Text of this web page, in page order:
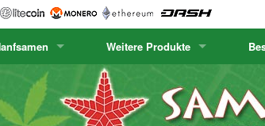
CBD Crew
Chronic & Caviar
Humboldt
Humboldt
Weitere Produkte
Kakteensamen
Kanarische Flora